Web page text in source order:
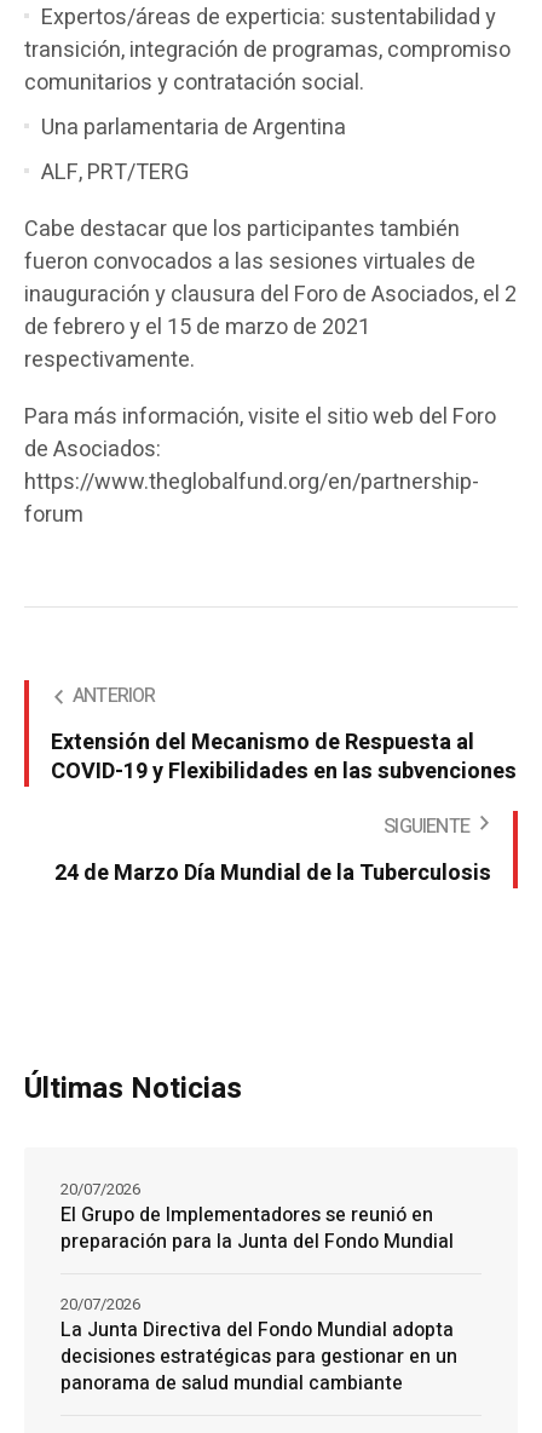
Expertos/áreas de experticia: sustentabilidad y
transición, integración de programas, compromiso
comunitarios y contratación social.
Una parlamentaria de Argentina
ALF, PRT/TERG
Cabe destacar que los participantes también
fueron convocados a las sesiones virtuales de
inauguración y clausura del Foro de Asociados, el 2
de febrero y el 15 de marzo de 2021
respectivamente.
Para más información, visite el sitio web del Foro
de Asociados:
https://www.theglobalfund.org/en/partnership-
forum
ANTERIOR
Extensión del Mecanismo de Respuesta al
COVID-19 y Flexibilidades en las subvenciones
SIGUIENTE
24 de Marzo Día Mundial de la Tuberculosis
Últimas Noticias
El Grupo de Implementadores se reunió en
preparación para la Junta del Fondo Mundial
20/07/2026
La Junta Directiva del Fondo Mundial adopta
decisiones estratégicas para gestionar en un
panorama de salud mundial cambiante
20/07/2026